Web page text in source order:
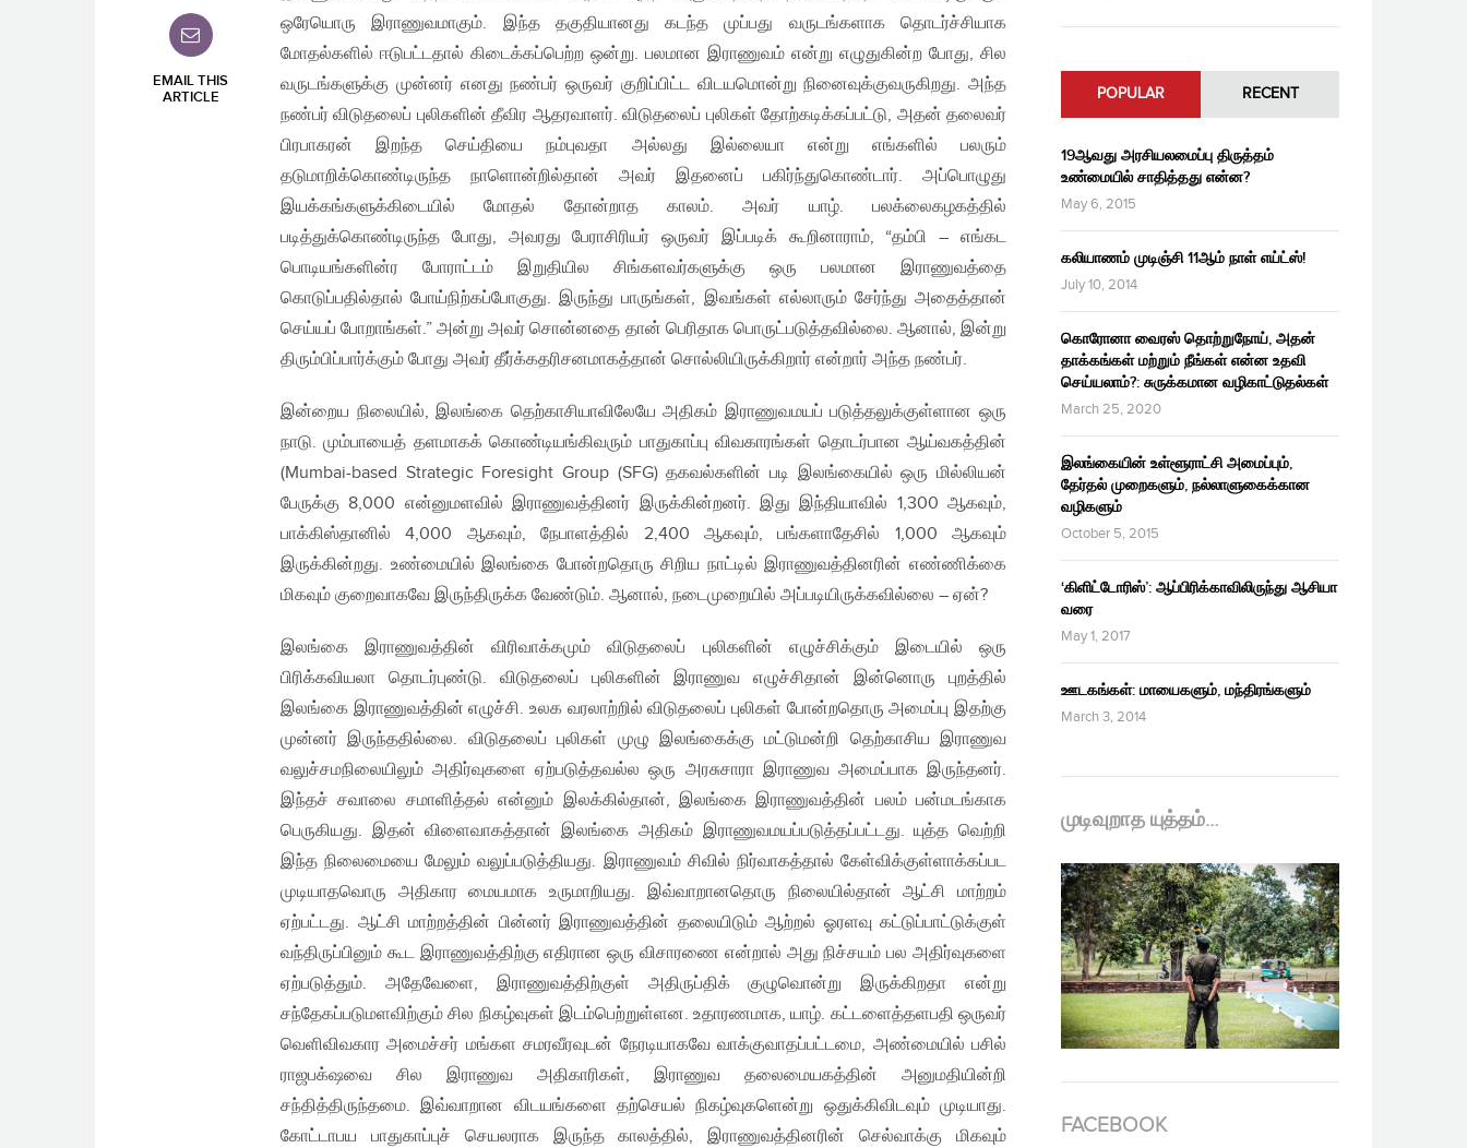
EMAIL THIS
ARTICLE
ஒரேயொரு இராணுவமாகும். இந்த தகுதியானது கடந்த முப்பது வருடங்களாக தொடர்ச்சியாக
மோதல்களில் ஈடுபட்டதால் கிடைக்கப்பெற்ற ஒன்று. பலமான இராணுவம் என்று எழுதுகின்ற போது, சில
வருடங்களுக்கு முன்னர் எனது நண்பர் ஒருவர் குறிப்பிட்ட விடயமொன்று நினைவுக்குவருகிறது. அந்த
நண்பர் விடுதலைப் புலிகளின் தீவிர ஆதரவாளர். விடுதலைப் புலிகள் தோற்கடிக்கப்பட்டு, அதன் தலைவர்
பிரபாகரன் இறந்த செய்தியை நம்புவதா அல்லது இல்லையா என்று எங்களில் பலரும்
தடுமாறிக்கொண்டிருந்த நாளொன்றில்தான் அவர் இதனைப் பகிர்ந்துகொண்டார். அப்பொழுது
இயக்கங்களுக்கிடையில் மோதல் தோன்றாத காலம். அவர் யாழ். பலக்லைகழகத்தில்
படித்துக்கொண்டிருந்த போது, அவரது பேராசிரியர் ஒருவர் இப்படிக் கூறினாராம், “தம்பி – எங்கட
பொடியங்களின்ர போராட்டம் இறுதியில சிங்களவர்களுக்கு ஒரு பலமான இராணுவத்தை
கொடுப்பதில்தால் போய்நிற்கப்போகுது. இருந்து பாருங்கள், இவங்கள் எல்லாரும் சேர்ந்து அதைத்தான்
செய்யப் போறாங்கள்.” அன்று அவர் சொன்னதை தான் பெரிதாக பொருட்படுத்தவில்லை. ஆனால், இன்று
திரும்பிப்பார்க்கும் போது அவர் தீர்க்கதரிசனமாகத்தான் சொல்லியிருக்கிறார் என்றார் அந்த நண்பர்.
இன்றைய நிலையில், இலங்கை தெற்காசியாவிலேயே அதிகம் இராணுவமயப் படுத்தலுக்குள்ளான ஒரு
நாடு. மும்பாயைத் தளமாகக் கொண்டியங்கிவரும் பாதுகாப்பு விவகாரங்கள் தொடர்பான ஆய்வகத்தின்
(Mumbai-based Strategic Foresight Group (SFG) தகவல்களின் படி இலங்கையில் ஒரு மில்லியன்
பேருக்கு 8,000 என்னுமளவில் இராணுவத்தினர் இருக்கின்றனர். இது இந்தியாவில் 1,300 ஆகவும்,
பாக்கிஸ்தானில் 4,000 ஆகவும், நேபாளத்தில் 2,400 ஆகவும், பங்களாதேசில் 1,000 ஆகவும்
இருக்கின்றது. உண்மையில் இலங்கை போன்றதொரு சிறிய நாட்டில் இராணுவத்தினரின் எண்ணிக்கை
மிகவும் குறைவாகவே இருந்திருக்க வேண்டும். ஆனால், நடைமுறையில் அப்படியிருக்கவில்லை – ஏன்?
இலங்கை இராணுவத்தின் விரிவாக்கமும் விடுதலைப் புலிகளின் எழுச்சிக்கும் இடையில் ஒரு
பிரிக்கவியலா தொடர்புண்டு. விடுதலைப் புலிகளின் இராணுவ எழுச்சிதான் இன்னொரு புறத்தில்
இலங்கை இராணுவத்தின் எழுச்சி. உலக வரலாற்றில் விடுதலைப் புலிகள் போன்றதொரு அமைப்பு இதற்கு
முன்னர் இருந்ததில்லை. விடுதலைப் புலிகள் முழு இலங்கைக்கு மட்டுமன்றி தெற்காசிய இராணுவ
வலுச்சமநிலையிலும் அதிர்வுகளை ஏற்படுத்தவல்ல ஒரு அரசுசாரா இராணுவ அமைப்பாக இருந்தனர்.
இந்தச் சவாலை சமாளித்தல் என்னும் இலக்கில்தான், இலங்கை இராணுவத்தின் பலம் பன்மடங்காக
பெருகியது. இதன் விளைவாகத்தான் இலங்கை அதிகம் இராணுவமயப்படுத்தப்பட்டது. யுத்த வெற்றி
இந்த நிலைமையை மேலும் வலுப்படுத்தியது. இராணுவம் சிவில் நிர்வாகத்தால் கேள்விக்குள்ளாக்கப்பட
முடியாதவொரு அதிகார மையமாக உருமாறியது. இவ்வாறானதொரு நிலையில்தான் ஆட்சி மாற்றம்
ஏற்பட்டது. ஆட்சி மாற்றத்தின் பின்னர் இராணுவத்தின் தலையிடும் ஆற்றல் ஓரளவு கட்டுப்பாட்டுக்குள்
வந்திருப்பினும் கூட இராணுவத்திற்கு எதிரான ஒரு விசாரணை என்றால் அது நிச்சயம் பல அதிர்வுகளை
ஏற்படுத்தும். அதேவேளை, இராணுவத்திற்குள் அதிருப்திக் குழுவொன்று இருக்கிறதா என்று
சந்தேகப்படுமளவிற்கும் சில நிகழ்வுகள் இடம்பெற்றுள்ளன. உதாரணமாக, யாழ். கட்டளைத்தளபதி ஒருவர்
வெளிவிவகார அமைச்சர் மங்கள சமரவீரவுடன் நேரடியாகவே வாக்குவாதப்பட்டமை, அண்மையில் பசில்
ராஜபக்‌ஷவை சில இராணுவ அதிகாரிகள், இராணுவ தலைமையகத்தின் அனுமதியின்றி
சந்தித்திருந்தமை. இவ்வாறான விடயங்களை தற்செயல் நிகழ்வுகளென்று ஒதுக்கிவிடவும் முடியாது.
கோட்டாபய பாதுகாப்புச் செயலராக இருந்த காலத்தில், இராணுவத்தினரின் செல்வாக்கு மிகவும்
POPULAR RECENT
19ஆவது அரசியலமைப்பு திருத்தம்
உண்மையில் சாதித்தது என்ன?
May 6, 2015
கலியாணம் முடிஞ்சி 11ஆம் நாள் எய்ட்ஸ்!
July 10, 2014
கொரோனா வைரஸ் தொற்றுநோய், அதன்
தாக்கங்கள் மற்றும் நீங்கள் என்ன உதவி
செய்யலாம்?: சுருக்கமான வழிகாட்டுதல்கள்
March 25, 2020
இலங்கையின் உள்ளூராட்சி அமைப்பும்,
தேர்தல் முறைகளும், நல்லாளுகைக்கான
வழிகளும்
October 5, 2015
‘கிளிட்டோரிஸ்’: ஆப்பிரிக்காவிலிருந்து ஆசியா
வரை
May 1, 2017
ஊடகங்கள்: மாயைகளும், மந்திரங்களும்
March 3, 2014
முடிவுறாத யுத்தம்…
FACEBOOK